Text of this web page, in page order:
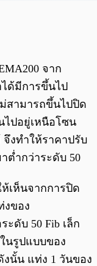
จาก
ด้มีการขึ้นไป
สามารถขึ้นไปปิด
ไปอยู่เหนือโซน
จึงทำให้ราคาปรับ
ต่ำกว่าระดับ 50
เห็นจากการปิด
งของ
ดับ 50 Fib เล็ก
นรูปแบบของ
งนั้น แท่ง 1 วันของ